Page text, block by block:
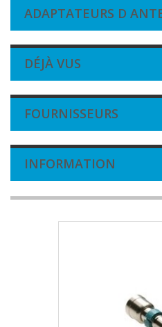
ADAPTATEURS D
DÉJÀ VUS
FOURNISSEURS
INFORMATION